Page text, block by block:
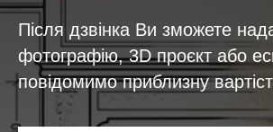
Після дзвінка Ви зможете
фотографію, 3D проєкт або
повідомимо приблизну